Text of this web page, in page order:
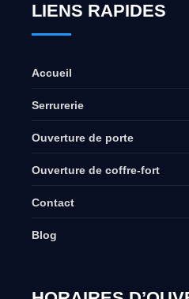
LIENS RAPIDES
Accueil
Serrurerie
Ouverture de porte
Ouverture de coffre-fort
Contact
Blog